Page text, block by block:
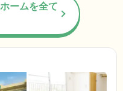
ームを全て